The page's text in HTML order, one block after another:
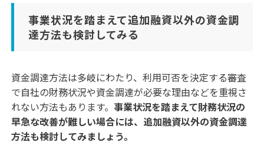
事業状況を踏まえて追加融資以外の資金調
達方法も検討してみる
資金調達方法は多岐にわたり、利用可否を決定する審査
で自社の財務状況や資金調達が必要な理由などを重視さ
れない方法もあります。事業状況を踏まえて財務状況の
早急な改善が難しい場合には、追加融資以外の資金調達
方法も検討してみましょう。